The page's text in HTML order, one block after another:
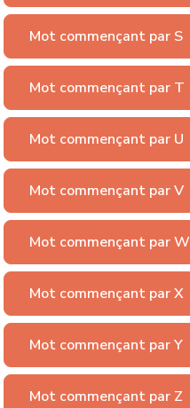
Mot commençant par S
Mot commençant par T
Mot commençant par U
Mot commençant par V
Mot commençant par W
Mot commençant par X
Mot commençant par Y
Mot commençant par Z